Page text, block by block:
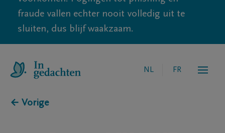
fraude vallen echter nooit volledig uit te
sluiten, dus blijf waakzaam.
NL FR
← Vorige